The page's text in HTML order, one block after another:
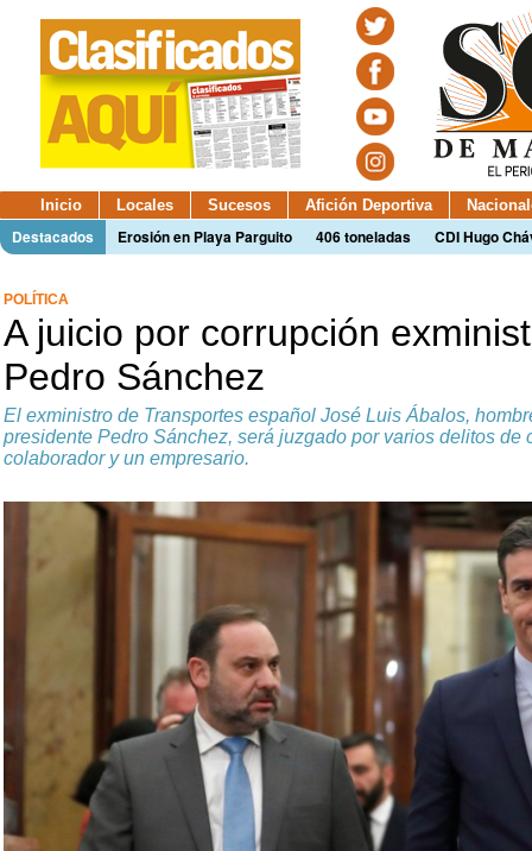
Inicio Locales Sucesos Afición Deportiva
Destacados Erosión en Playa Parguito 406 toneladas CDI Hugo
POLÍTICA
A juicio por corrupción
Pedro Sánchez
El exministro de Transportes español José Luis Ábalos,
presidente Pedro Sánchez, será juzgado por varios delitos de
colaborador y un empresario.